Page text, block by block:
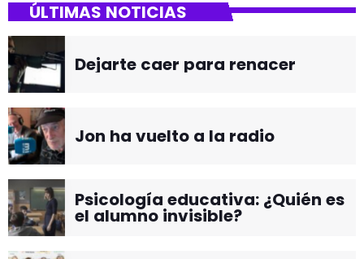
ÚLTIMAS NOTICIAS
Dejarte caer para renacer
Jon ha vuelto a la radio
Psicología educativa: ¿Quién es
el alumno invisible?